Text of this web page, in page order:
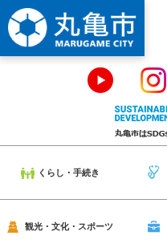
ー
ジ
の
。
ニ
ュ
ー
て
くらし・手続き
観光・文化・スポーツ